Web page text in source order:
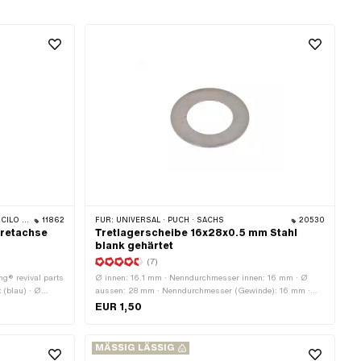
· CILO 11862
revival parts
(blau) · Ø
0.6 mm
FÜR: UNIVERSAL · PUCH · SACHS 20530
Tretlagerscheibe 16x28x0.5 mm Stahl
blank gehärtet
(7)
Ø innen: 16.1 mm · Nenndurchmesser innen: 16 mm · Ø
aussen: 28 mm · Nenndurchmesser (Gewinde): 16 mm ·
Dicke: 0.5 mm
EUR 1,50
MÄSSIG LÄSSIG